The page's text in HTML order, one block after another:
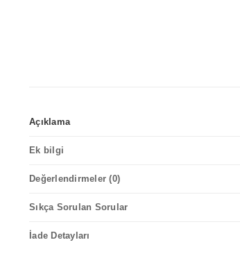
Açıklama
Ek bilgi
Değerlendirmeler (0)
Sıkça Sorulan Sorular
İade Detayları